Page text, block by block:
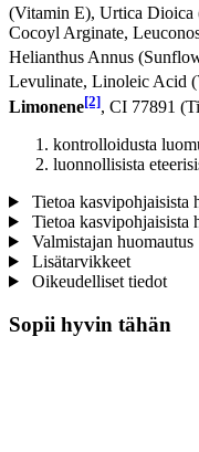
(Vitamin E), Urtica Dioica
Cocoyl Arginate,
Helianthus Annus
Levulinate, Linoleic Acid
Limonene[2], CI 77891
kontrolloidusta
luonnollisista
Tietoa kasvipohjaisista
Tietoa kasvipohjaisista
Valmistajan huomautus
Lisätarvikkeet
Oikeudelliset tiedot
Sopii hyvin tähän